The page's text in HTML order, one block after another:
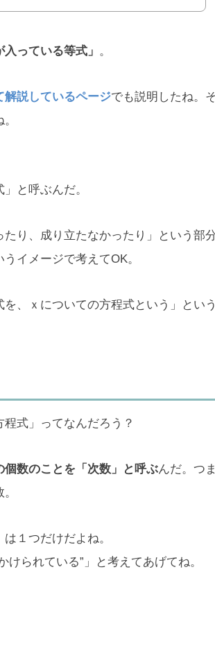
入っている等式」 。
解説しているページでも説明したね。そ
と呼ぶんだ。
り、成り立たなかったり」という部分
イメージで考えてOK。
、ｘについての方程式という」とい
式」ってなんだろう？
数のことを「次数」と呼ぶんだ。つ
１つだけだよね。
られている”」と考えてあげてね。